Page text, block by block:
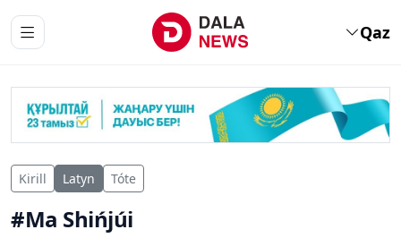
Qaz
Kirill Latyn Tóte
#Ma Shińjúi